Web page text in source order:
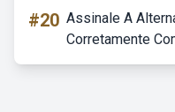
#20 Assinale A
Corretamente